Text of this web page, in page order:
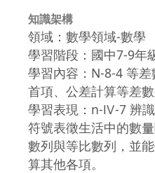
知識架構
領域：數學領域-數學
學習階段：國中7-9年
學習內容：N-8-4 等
首項、公差計算等差數
學習表現：n-Ⅳ-7 辨
符號表徵生活中的數
數列與等比數列，並
算其他各項。